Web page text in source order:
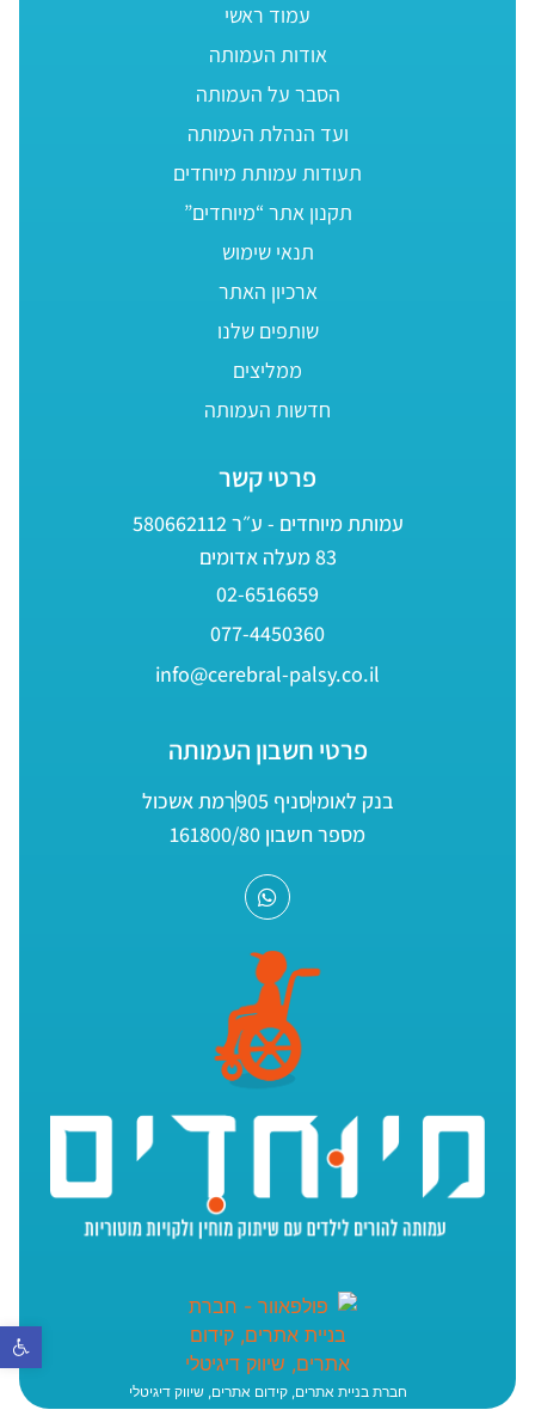
פתח
עמוד ראשי
אודות העמותה
הסבר על העמותה
ועד הנהלת העמותה
תעודות עמותת מיוחדים
תקנון אתר “מיוחדים”
תנאי שימוש
ארכיון האתר
שותפים שלנו
ממליצים
חדשות העמותה
פרטי קשר
עמותת מיוחדים - ע״ר 580662112
83 מעלה אדומים
02-6516659
077-4450360
info@cerebral-palsy.co.il
פרטי חשבון העמותה
בנק לאומיסניף 905
רמת אשכול
מספר חשבון 161800/80
חברת בניית אתרים, קידום אתרים, שיווק דיגיטלי